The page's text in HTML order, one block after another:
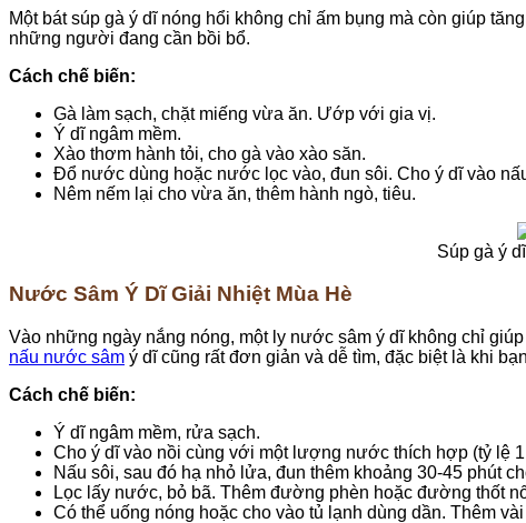
Một bát súp gà ý dĩ nóng hổi không chỉ ấm bụng mà còn giúp
những người đang cần bồi bổ.
Cách chế biến:
Gà làm sạch, chặt miếng vừa ăn. Ướp với gia vị.
Ý dĩ ngâm mềm.
Xào thơm hành tỏi, cho gà vào xào săn.
Đổ nước dùng hoặc nước lọc vào, đun sôi. Cho ý dĩ vào
Nêm nếm lại cho vừa ăn, thêm hành ngò, tiêu.
Súp gà ý
Nước Sâm Ý Dĩ Giải Nhiệt Mùa Hè
Vào những ngày nắng nóng, một ly nước sâm ý dĩ không chỉ
nấu nước sâm ý dĩ cũng rất đơn giản và dễ tìm, đặc biệt là khi
Cách chế biến:
Ý dĩ ngâm mềm, rửa sạch.
Cho ý dĩ vào nồi cùng với một lượng nước thích hợp (tỷ lệ
Nấu sôi, sau đó hạ nhỏ lửa, đun thêm khoảng 30-45 phút
Lọc lấy nước, bỏ bã. Thêm đường phèn hoặc đường thốt
Có thể uống nóng hoặc cho vào tủ lạnh dùng dần. Thêm